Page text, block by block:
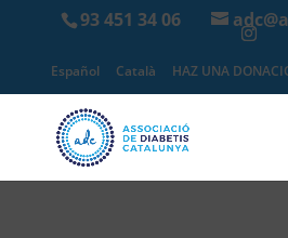
93 451 34 06
Español Català HAZ UNA